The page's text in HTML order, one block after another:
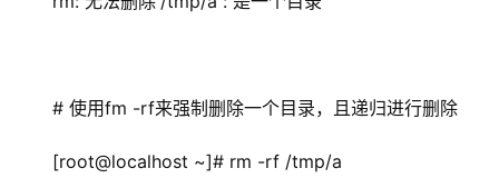
# 使用fm -rf来强制删除一个目录，且递归进行删除
[root@localhost ~]# rm -rf /tmp/a